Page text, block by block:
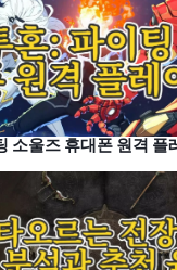
소울즈 휴대폰 원격 플